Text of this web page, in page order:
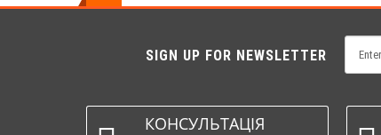
SIGN UP FOR NEWSLETTER
КОНСУЛЬТАЦІЯ